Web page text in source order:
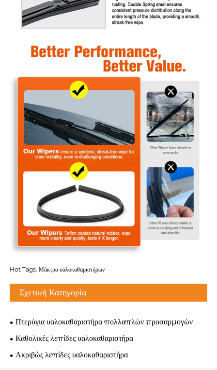
Hot Tags: Μάκτρα υαλοκαθαριστήρων
Σχετική Κατηγορία
Πτερύγια υαλοκαθαριστήρα πολλαπλών προσαρμογών
Καθολικές λεπίδες υαλοκαθαριστήρα
Ακριβώς λεπίδες υαλοκαθαριστήρα